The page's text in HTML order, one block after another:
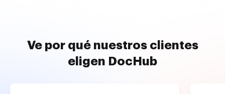
Ve por qué nuestros clientes
eligen DocHub